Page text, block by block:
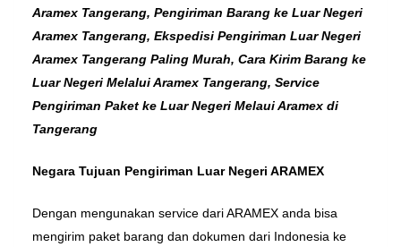
Aramex Tangerang, Pengiriman Barang ke Luar Negeri
Aramex Tangerang, Ekspedisi Pengiriman Luar Negeri
Aramex Tangerang Paling Murah, Cara Kirim Barang ke
Luar Negeri Melalui Aramex Tangerang, Service
Pengiriman Paket ke Luar Negeri Melaui Aramex di
Tangerang
Negara Tujuan Pengiriman Luar Negeri ARAMEX
Dengan mengunakan service dari ARAMEX anda bisa
mengirim paket barang dan dokumen dari Indonesia ke